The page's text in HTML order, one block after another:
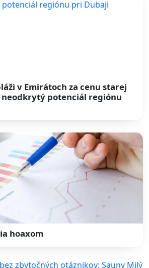
v Emirátoch za cenu starej
neodkrytý potenciál regiónu
hoaxom